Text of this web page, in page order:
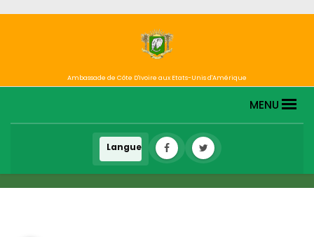
Ambassade de Côte D'Ivoire aux Etats-Unis d'Amérique
MENU